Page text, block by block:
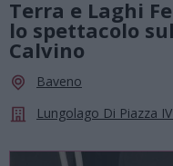
Terra e Laghi
lo spettacolo
Calvino
Baveno
Lungolago Di Piazza